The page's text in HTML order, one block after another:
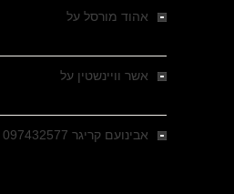
אהוד מורסל על
אשר וויינשטין על
אבינועם קריגר 097432577